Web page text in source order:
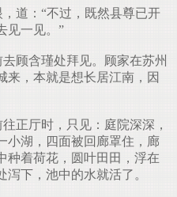
道：“不过，既然县尊已开
见一见。”
顾含瑾处拜见。顾家在苏州
来，本就是想长居江南，因
正厅时，只见：庭院深深，
小湖，四面被回廊罩住，廊
种着荷花，圆叶田田，浮在
下，池中的水就活了。